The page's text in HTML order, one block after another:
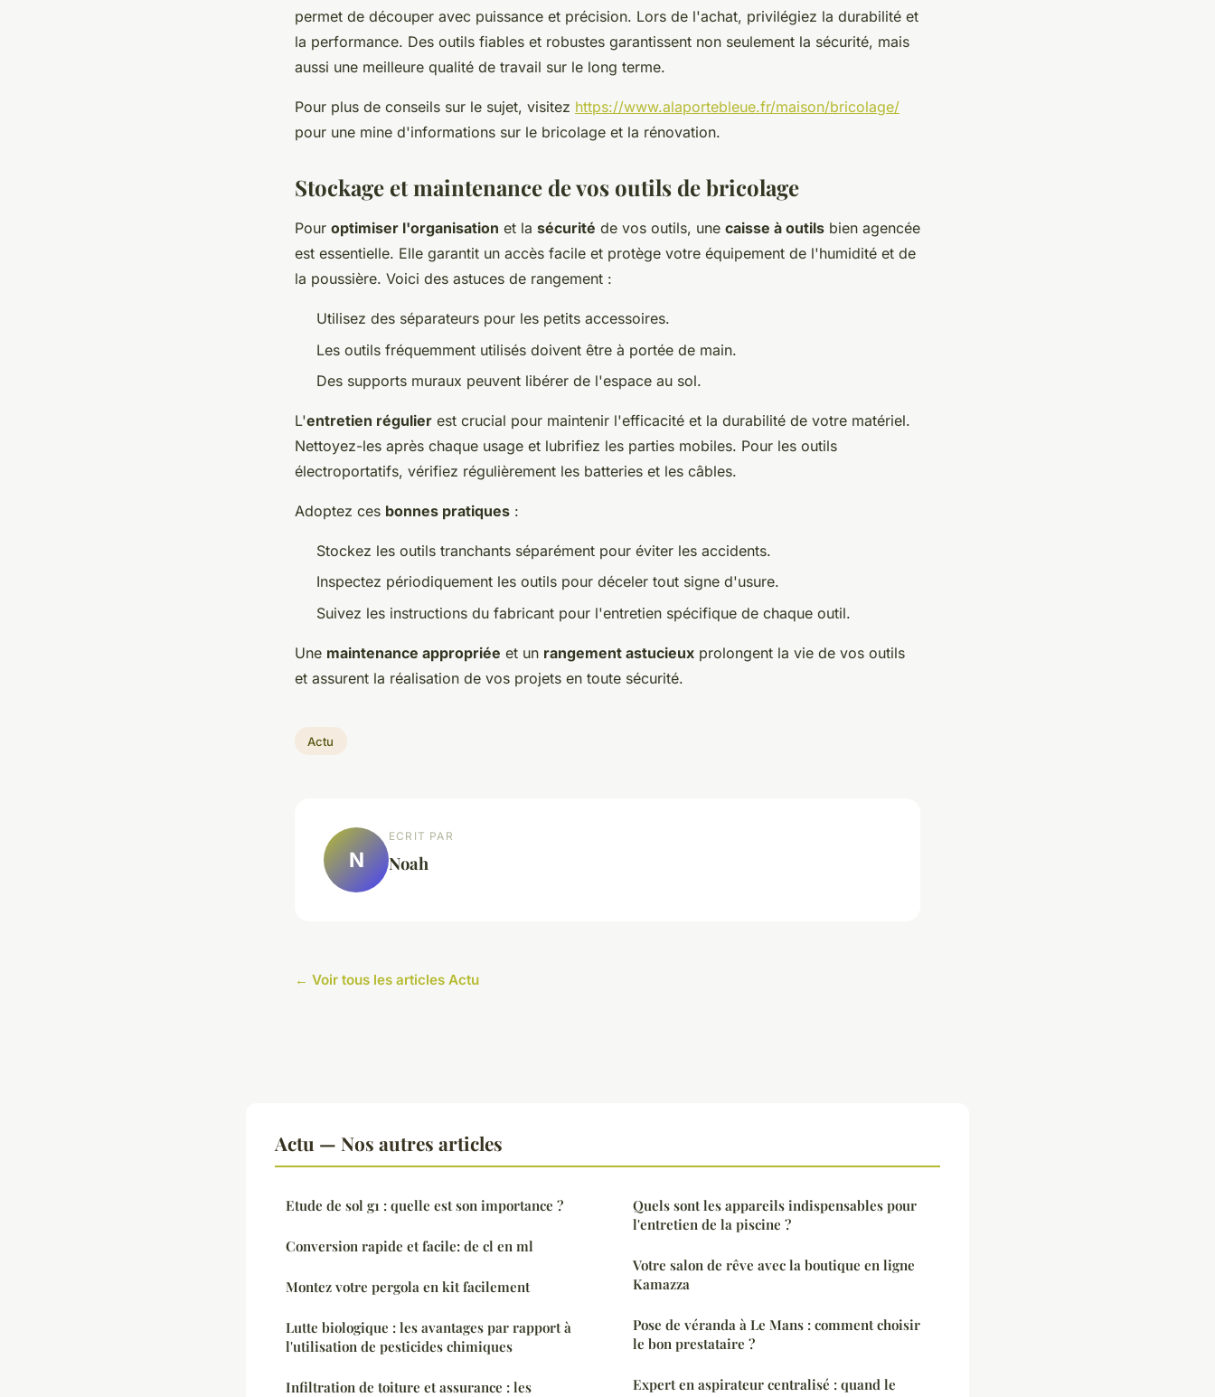
permet de découper avec puissance et précision. Lors de l'achat, privilégiez la durabilité et
la performance. Des outils fiables et robustes garantissent non seulement la sécurité, mais
aussi une meilleure qualité de travail sur le long terme.
Pour plus de conseils sur le sujet, visitez https://www.alaportebleue.fr/maison/bricolage/
pour une mine d'informations sur le bricolage et la rénovation.
Stockage et maintenance de vos outils de bricolage
Pour optimiser l'organisation et la sécurité de vos outils, une caisse à outils bien agencée
est essentielle. Elle garantit un accès facile et protège votre équipement de l'humidité et de
la poussière. Voici des astuces de rangement :
Utilisez des séparateurs pour les petits accessoires.
Les outils fréquemment utilisés doivent être à portée de main.
Des supports muraux peuvent libérer de l'espace au sol.
L'entretien régulier est crucial pour maintenir l'efficacité et la durabilité de votre matériel.
Nettoyez-les après chaque usage et lubrifiez les parties mobiles. Pour les outils
électroportatifs, vérifiez régulièrement les batteries et les câbles.
Adoptez ces bonnes pratiques :
Stockez les outils tranchants séparément pour éviter les accidents.
Inspectez périodiquement les outils pour déceler tout signe d'usure.
Suivez les instructions du fabricant pour l'entretien spécifique de chaque outil.
Une maintenance appropriée et un rangement astucieux prolongent la vie de vos outils
et assurent la réalisation de vos projets en toute sécurité.
Actu
N
ECRIT PAR
Noah
← Voir tous les articles Actu
Actu — Nos autres articles
Etude de sol g1 : quelle est son importance ?
Conversion rapide et facile: de cl en ml
Montez votre pergola en kit facilement
Lutte biologique : les avantages par rapport à
l'utilisation de pesticides chimiques
Infiltration de toiture et assurance : les
Quels sont les appareils indispensables pour
l'entretien de la piscine ?
Votre salon de rêve avec la boutique en ligne
Kamazza
Pose de véranda à Le Mans : comment choisir
le bon prestataire ?
Expert en aspirateur centralisé : quand le